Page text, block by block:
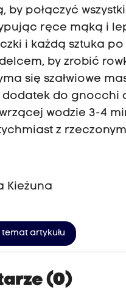
by połączyć
ręce mąką i
i każdą sztuka po
by zrobić
się szałwiowe
dodatek do gnocchi
wodzie 3-4
z rzeczonym
Kieżuna
artykułu
(0)